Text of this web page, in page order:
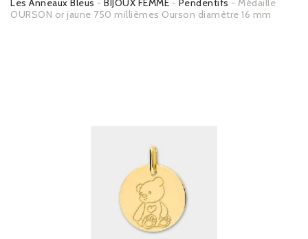
Les Anneaux Bleus BIJOUX FEMME Pendentifs
Médaille
OURSON or jaune 750 millièmes Ourson diamètre 16 mm